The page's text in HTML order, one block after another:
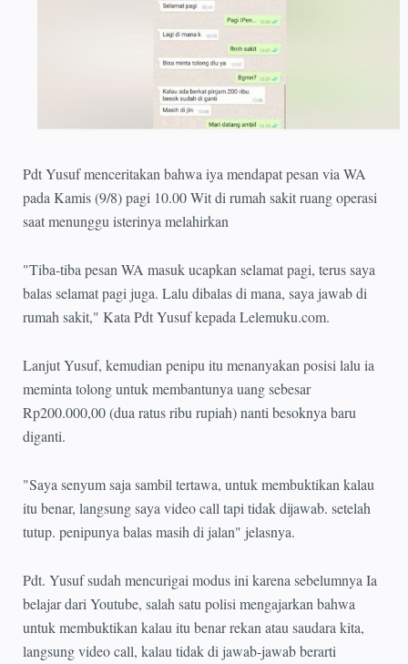
Pdt Yusuf menceritakan bahwa iya mendapat pesan via WA
pada Kamis (9/8) pagi 10.00 Wit di rumah sakit ruang operasi
saat menunggu isterinya melahirkan
"Tiba-tiba pesan WA masuk ucapkan selamat pagi, terus saya
balas selamat pagi juga. Lalu dibalas di mana, saya jawab di
rumah sakit," Kata Pdt Yusuf kepada Lelemuku.com.
Lanjut Yusuf, kemudian penipu itu menanyakan posisi lalu ia
meminta tolong untuk membantunya uang sebesar
Rp200.000,00 (dua ratus ribu rupiah) nanti besoknya baru
diganti.
"Saya senyum saja sambil tertawa, untuk membuktikan kalau
itu benar, langsung saya video call tapi tidak dijawab. setelah
tutup. penipunya balas masih di jalan" jelasnya.
Pdt. Yusuf sudah mencurigai modus ini karena sebelumnya Ia
belajar dari Youtube, salah satu polisi mengajarkan bahwa
untuk membuktikan kalau itu benar rekan atau saudara kita,
langsung video call, kalau tidak di jawab-jawab berarti